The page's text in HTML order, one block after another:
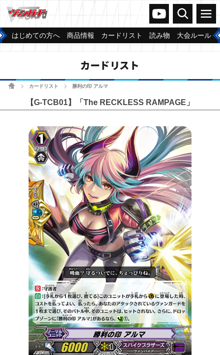
ヴァンガードch
検索 メニュー
はじめての方へ 商品情報 カードリスト 読み物 大会ルール
カードリスト
ホームカードリスト 勝利の印 アルマ
【G-TCB01】「The RECKLESS RAMPAGE」